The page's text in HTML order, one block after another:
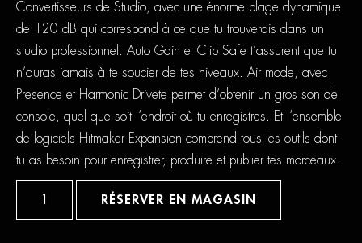
Convertisseurs de Studio, avec une énorme plage dynamique
de 120 dB qui correspond à ce que tu trouverais dans un
studio professionnel. Auto Gain et Clip Safe t’assurent que tu
n’auras jamais à te soucier de tes niveaux. Air mode, avec
Presence et Harmonic Drivete permet d’obtenir un gros son de
console, quel que soit l’endroit où tu enregistres. Et l’ensemble
de logiciels Hitmaker Expansion comprend tous les outils dont
tu as besoin pour enregistrer, produire et publier tes morceaux.
RÉSERVER EN MAGASIN